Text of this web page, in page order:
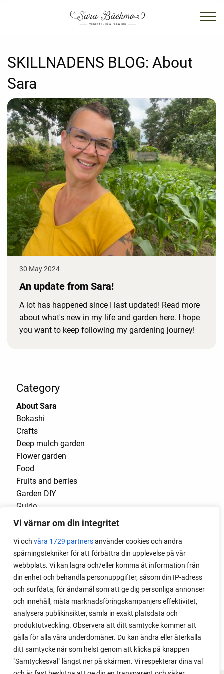
Vi värnar om din integritet
Vi och våra 1729 partnersanvänder cookies och andra
spårningstekniker för att förbättra din upplevelse på vår
webbplats. Vi kan lagra och/eller komma åt information från
din enhet och behandla personuppgifter, såsom din IP-adress
och surfdata, för ändamål som att ge dig personliga annonser
och innehåll, mäta marknadsföringskampanjers effektivitet,
analysera publikinsikter, samla in exakt platsdata och
produktutveckling. Observera att ditt samtycke kommer att
gälla för alla våra underdomäner. Du kan ändra eller återkalla
ditt samtycke när som helst genom att klicka på knappen
"Samtyckesval" längst ner på skärmen. Vi respekterar dina val
SKILLNADENS BLOG: About
Sara
30 May 2024
An update from Sara!
A lot has happened since I last updated! Read more
about what's new in my life and garden here. I hope
you want to keep following my gardening journey!
Category
About Sara
Bokashi
Crafts
Deep mulch garden
Flower garden
Food
Fruits and berries
Garden DIY
Guide
Knitting
Oak Hill Cottage Garden
Other
Podcast
Raised Bed
Storing vegetables
Vegetable garden
Vegetable Gardening for Beginners
Vegetables
Winter gardening